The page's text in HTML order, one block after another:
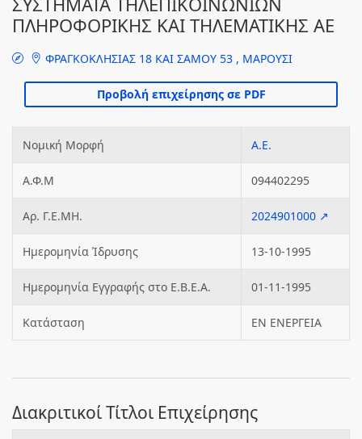
ΠΛΗΡΟΦΟΡΙΚΗΣ ΚΑΙ ΤΗΛΕΜΑΤΙΚΗΣ ΑΕ
ΦΡΑΓΚΟΚΛΗΣΙΑΣ 18 ΚΑΙ ΣΑΜΟΥ 53 , ΜΑΡΟΥΣΙ
Νομική Μορφή Α.Ε.
Α.Φ.Μ 094402295
Αρ. Γ.Ε.ΜΗ. 2024901000 ↗
Ημερομηνία Ίδρυσης 13-10-1995
Ημερομηνία Εγγραφής στο Ε.Β.Ε.Α. 01-11-1995
Κατάσταση ΕΝ ΕΝΕΡΓΕΙΑ
Διακριτικοί Τίτλοι Επιχείρησης